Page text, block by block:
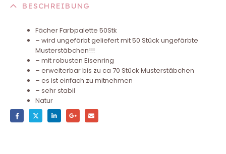
BESCHREIBUNG
Fächer Farbpalette 50Stk
– wird ungefärbt geliefert mit 50 Stück ungefärbte
Musterstäbchen!!!
– mit robusten Eisenring
– erweiterbar bis zu ca 70 Stück Musterstäbchen
– es ist einfach zu mitnehmen
– sehr stabil
Natur